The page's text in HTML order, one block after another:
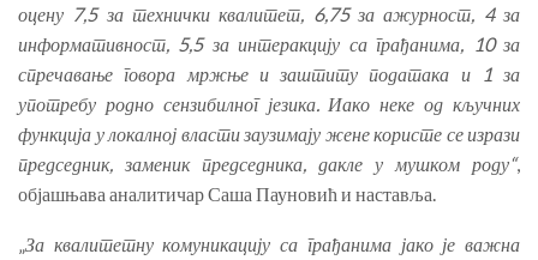
оцену 7,5 за технички квалитет, 6,75 за ажурност, 4 за
информативност, 5,5 за интеракцију са грађанима, 10 за
спречавање говора мржње и заштиту података и 1 за
употребу родно сензибилног језика. Иако неке од кључних
функција у локалној власти заузимају жене користе се изрази
председник, заменик председника, дакле у мушком роду“,
објашњава аналитичар Саша Пауновић и наставља.
„За квалитетну комуникацију са грађанима јако је важна